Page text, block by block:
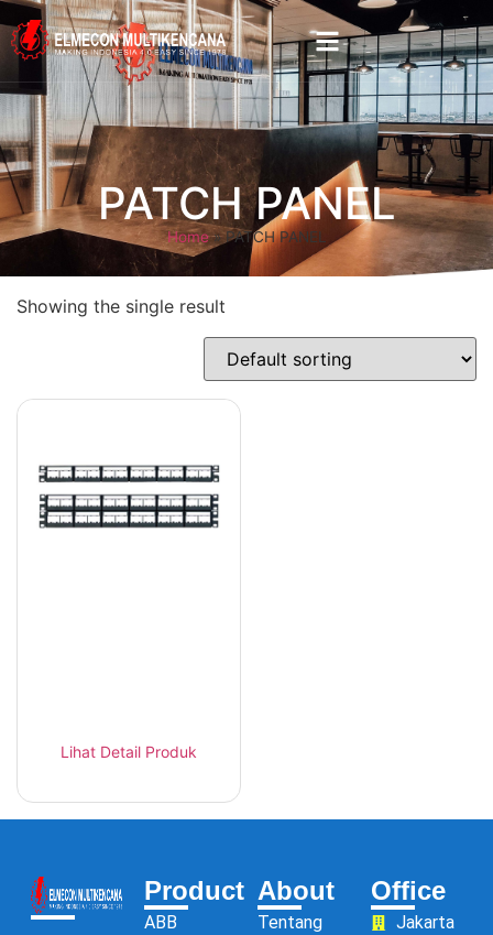
PATCH PANEL
Home»PATCH PANEL
Showing the single result
Lihat Detail Produk
Product
ABB
About
Tentang
Office
Jakarta